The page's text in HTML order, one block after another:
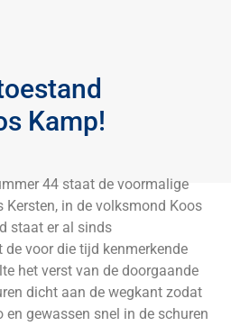
Kamp!
44 staat de voormalige
Kersten, in de volksmond Koos
staat er al sinds
de voor die tijd kenmerkende
het verst van de doorgaande
dicht aan de wegkant zodat
en gewassen snel in de schuren